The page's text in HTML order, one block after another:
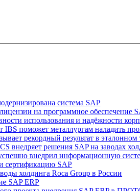
система SAP
на программное обеспечение
использования и надёжности
IBS поможет металлургам наладить
рекордный результат в
внедряет решения SAP на заводах
внедрил информационную
сертификацию SAP
холдинга Rocа Group в России
SAP ERP